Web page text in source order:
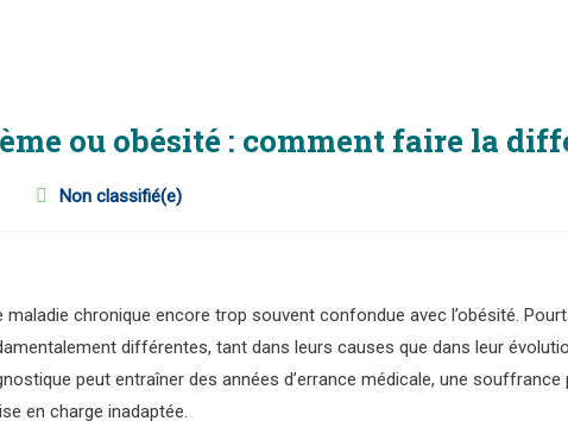
ou obésité : comment faire la
Non classifié(e)
chronique encore trop souvent confondue avec l’obésité.
différentes, tant dans leurs causes que dans leur
peut entraîner des années d’errance médicale, une souffrance
en charge inadaptée.